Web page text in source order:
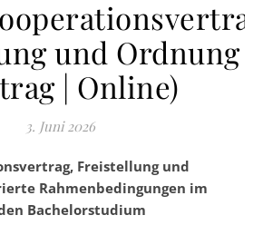
und Ordnung
| Online)
3. Juni 2026
Freistellung und
Rahmenbedingungen im
Bachelorstudium